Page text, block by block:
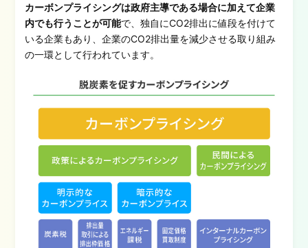
カーボンプライシングは政府主導である場合に加えて企業
内でも行うことが可能で、独自にCO2排出に値段を付けて
いる企業もあり、企業のCO2排出量を減少させる取り組み
の一環として行われています。